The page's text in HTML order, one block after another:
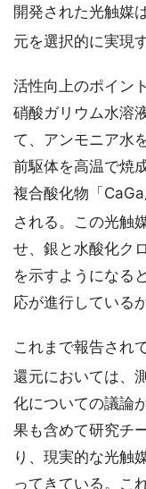
開発された光触媒
元を選択的に実現
活性向上のポイン
硝酸ガリウム水溶
て、アンモニア水
前駆体を高温で焼
複合酸化物「CaGa
される。この光触
せ、銀と水酸化ク
を示すようになる
応が進行している
これまで報告され
還元においては、
化についての議論
果も含めて研究チ
り、現実的な光触
ってきている。こ